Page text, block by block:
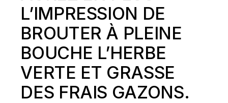
L’IMPRESSION DE
BROUTER À PLEINE
BOUCHE L’HERBE
VERTE ET GRASSE
DES FRAIS GAZONS.